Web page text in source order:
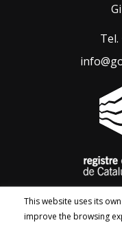
Tel.
This website uses its
improve the browsing